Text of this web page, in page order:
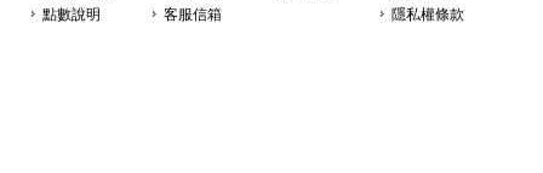
點數說明
客服信箱
隱私權條款